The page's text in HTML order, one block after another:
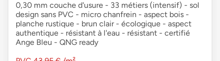
0,30 mm couche d'usure - 33 métiers (intensif) - sol
design sans PVC - micro chanfrein - aspect bois -
planche rustique - brun clair - écologique - aspect
authentique - résistant à l'eau - résistant - certifié
Ange Bleu - QNG ready